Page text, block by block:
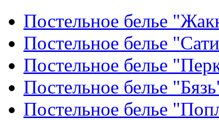
Постельное белье
Постельное белье
Постельное белье
Постельное белье
Постельное белье